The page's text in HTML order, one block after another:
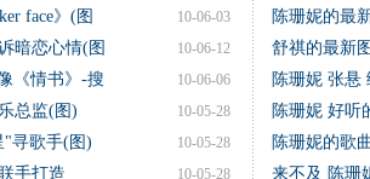
10-06-03
face》(图
10-06-12
暗恋心情(图
10-06-06
《情书》-搜
10-05-28
总监(图)
10-05-28
"寻歌手(图)
10-05-28
手打造
陈珊妮的最
舒祺的最新
陈珊妮 张悬
陈珊妮 好听
陈珊妮的歌曲
来不及 陈珊